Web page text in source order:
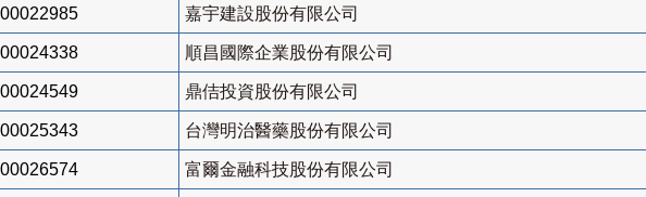
00022985 嘉宇建設股份有限公司
00024338 順昌國際企業股份有限公司
00024549 鼎佶投資股份有限公司
00025343 台灣明治醫藥股份有限公司
00026574 富爾金融科技股份有限公司